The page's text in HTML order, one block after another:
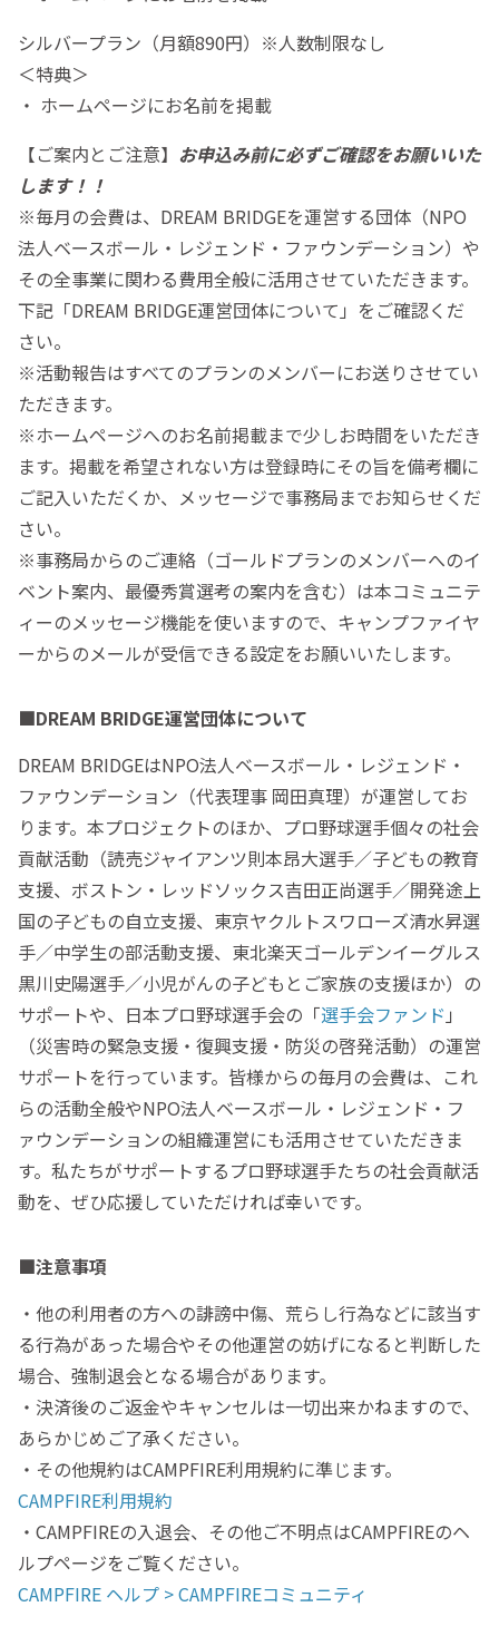
シルバープラン（月額890円）※人数制限なし
＜特典＞
・ ホームページにお名前を掲載
【ご案内とご注意】 お申込み前に必ずご確認をお願いいた
します！！
※毎月の会費は、DREAM BRIDGEを運営する団体（NPO
法人ベースボール・レジェンド・ファウンデーション）や
その全事業に関わる費用全般に活用させていただきます。
下記「DREAM BRIDGE運営団体について」をご確認くだ
さい。
※活動報告はすべてのプランのメンバーにお送りさせてい
ただきます。
※ホームページへのお名前掲載まで少しお時間をいただき
ます。掲載を希望されない方は登録時にその旨を備考欄に
ご記入いただくか、メッセージで事務局までお知らせくだ
さい。
※事務局からのご連絡（ゴールドプランのメンバーへのイ
ベント案内、最優秀賞選考の案内を含む）は本コミュニテ
ィーのメッセージ機能を使いますので、キャンプファイヤ
ーからのメールが受信できる設定をお願いいたします。
■DREAM BRIDGE運営団体について
DREAM BRIDGEはNPO法人ベースボール・レジェンド・
ファウンデーション（代表理事 岡田真理）が運営してお
ります。本プロジェクトのほか、プロ野球選手個々の社会
貢献活動（読売ジャイアンツ則本昂大選手／子どもの教育
支援、ボストン・レッドソックス吉田正尚選手／開発途上
国の子どもの自立支援、東京ヤクルトスワローズ清水昇選
手／中学生の部活動支援、東北楽天ゴールデンイーグルス
黒川史陽選手／小児がんの子どもとご家族の支援ほか）の
サポートや、日本プロ野球選手会の「選手会ファンド 」
（災害時の緊急支援・復興支援・防災の啓発活動）の運営
サポートを行っています。皆様からの毎月の会費は、これ
らの活動全般やNPO法人ベースボール・レジェンド・フ
ァウンデーションの組織運営にも活用させていただきま
す。私たちがサポートするプロ野球選手たちの社会貢献活
動を、ぜひ応援していただければ幸いです。
■注意事項
・他の利用者の方への誹謗中傷、荒らし行為などに該当す
る行為があった場合やその他運営の妨げになると判断した
場合、強制退会となる場合があります。
・決済後のご返金やキャンセルは一切出来かねますので、
あらかじめご了承ください。
・その他規約はCAMPFIRE利用規約に準じます。
CAMPFIRE利用規約
・CAMPFIREの入退会、その他ご不明点はCAMPFIREのヘ
ルプページをご覧ください。
CAMPFIRE ヘルプ > CAMPFIREコミュニティ